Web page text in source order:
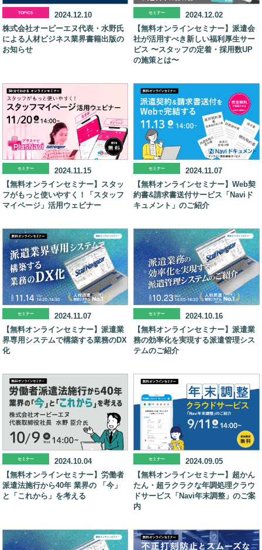
TOPICS
2024.12.10
株式会社オーピーエヌ代表・水野氏
による人材ビジネス業界書籍出版の
お知らせ
セミナー
2024.12.02
【無料オンラインセミナー】派遣会
社が活用すべき新しい福利厚生サー
ビス 〜スタッフの定着・採用数UP
の施策とは〜
セミナー
2024.11.15
【無料オンラインセミナー】スタッ
フがもっと使いやすく！「スタッフ
マイページ」活用ウェビナー
セミナー
2024.11.07
【無料オンラインセミナー】Web契
約書&請求書送付サービス「Naviド
キュメント」のご紹介
セミナー
2024.11.07
【無料オンラインセミナー】派遣業
界専用システムで構築する業務のDX
化
セミナー
2024.10.16
【無料オンラインセミナー】派遣業
務の効率化を実現する派遣管理シス
テムのご紹介
セミナー
2024.10.04
【無料オンラインセミナー】労働者
派遣法施行から40年 業界の 「今」
と「これから」を考える
セミナー
2024.09.05
【無料オンラインセミナー】超かん
たん・超ラクラクな年調処理クラウ
ドサービス「Navi年末調整」のご案
内